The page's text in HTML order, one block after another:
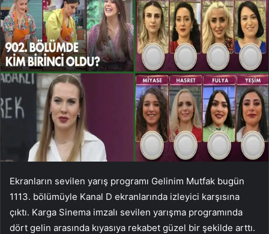
Ekranların sevilen yarış programı Gelinim Mutfak bugün
1113. bölümüyle Kanal D ekranlarında izleyici karşısına
çıktı. Karga Sinema imzalı sevilen yarışma programında
dört gelin arasında kıyasıya rekabet güzel bir şekilde arttı.